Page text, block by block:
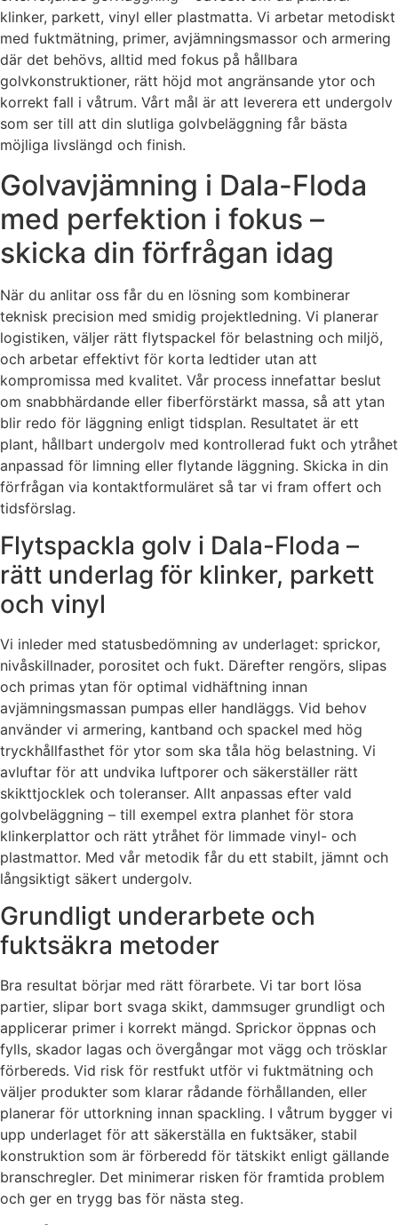
klinker, parkett, vinyl eller plastmatta. Vi arbetar metodiskt
med fuktmätning, primer, avjämningsmassor och armering
där det behövs, alltid med fokus på hållbara
golvkonstruktioner, rätt höjd mot angränsande ytor och
korrekt fall i våtrum. Vårt mål är att leverera ett undergolv
som ser till att din slutliga golvbeläggning får bästa
möjliga livslängd och finish.
Golvavjämning i Dala-Floda
med perfektion i fokus –
skicka din förfrågan idag
När du anlitar oss får du en lösning som kombinerar
teknisk precision med smidig projektledning. Vi planerar
logistiken, väljer rätt flytspackel för belastning och miljö,
och arbetar effektivt för korta ledtider utan att
kompromissa med kvalitet. Vår process innefattar beslut
om snabbhärdande eller fiberförstärkt massa, så att ytan
blir redo för läggning enligt tidsplan. Resultatet är ett
plant, hållbart undergolv med kontrollerad fukt och ytråhet
anpassad för limning eller flytande läggning. Skicka in din
förfrågan via kontaktformuläret så tar vi fram offert och
tidsförslag.
Flytspackla golv i Dala-Floda –
rätt underlag för klinker, parkett
och vinyl
Vi inleder med statusbedömning av underlaget: sprickor,
nivåskillnader, porositet och fukt. Därefter rengörs, slipas
och primas ytan för optimal vidhäftning innan
avjämningsmassan pumpas eller handläggs. Vid behov
använder vi armering, kantband och spackel med hög
tryckhållfasthet för ytor som ska tåla hög belastning. Vi
avluftar för att undvika luftporer och säkerställer rätt
skikttjocklek och toleranser. Allt anpassas efter vald
golvbeläggning – till exempel extra planhet för stora
klinkerplattor och rätt ytråhet för limmade vinyl- och
plastmattor. Med vår metodik får du ett stabilt, jämnt och
långsiktigt säkert undergolv.
Grundligt underarbete och
fuktsäkra metoder
Bra resultat börjar med rätt förarbete. Vi tar bort lösa
partier, slipar bort svaga skikt, dammsuger grundligt och
applicerar primer i korrekt mängd. Sprickor öppnas och
fylls, skador lagas och övergångar mot vägg och trösklar
förbereds. Vid risk för restfukt utför vi fuktmätning och
väljer produkter som klarar rådande förhållanden, eller
planerar för uttorkning innan spackling. I våtrum bygger vi
upp underlaget för att säkerställa en fuktsäker, stabil
konstruktion som är förberedd för tätskikt enligt gällande
branschregler. Det minimerar risken för framtida problem
och ger en trygg bas för nästa steg.